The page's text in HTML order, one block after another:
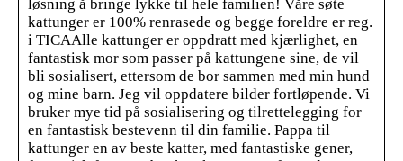
løsning å bringe lykke til hele familien! Våre søte
kattunger er 100% renrasede og begge foreldre er reg.
i TICAAlle kattunger er oppdratt med kjærlighet, en
fantastisk mor som passer på kattungene sine, de vil
bli sosialisert, ettersom de bor sammen med min hund
og mine barn. Jeg vil oppdatere bilder fortløpende. Vi
bruker mye tid på sosialisering og tilrettelegging for
en fantastisk bestevenn til din familie. Pappa til
kattunger en av beste katter, med fantastiske gener,